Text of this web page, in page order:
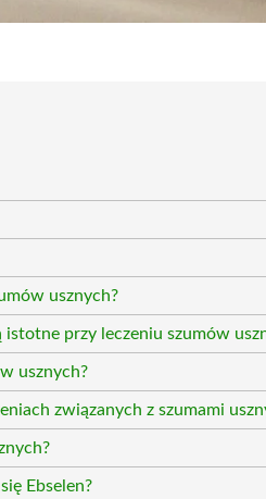
usznych?
przy leczeniu szumów
usznych?
związanych z szumami
Ebselen?